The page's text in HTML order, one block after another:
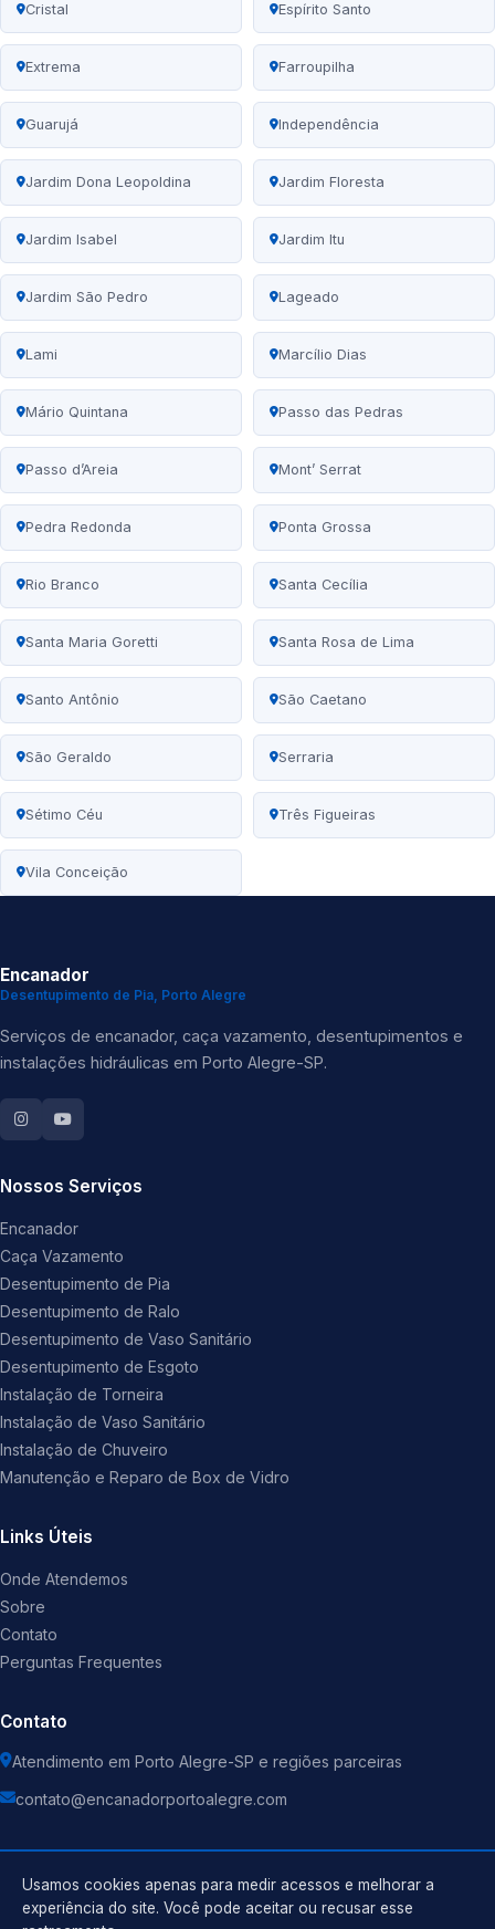
Cristal Espírito Santo
Extrema Farroupilha
Guarujá Independência
Jardim Dona Leopoldina Jardim Floresta
Jardim Isabel Jardim Itu
Jardim São Pedro Lageado
Lami Marcílio Dias
Mário Quintana Passo das Pedras
Passo d’Areia Mont’ Serrat
Pedra Redonda Ponta Grossa
Rio Branco Santa Cecília
Santa Maria Goretti Santa Rosa de Lima
Santo Antônio São Caetano
São Geraldo Serraria
Sétimo Céu Três Figueiras
Vila Conceição
Encanador
Desentupimento de Pia, Porto Alegre
Serviços de encanador, caça vazamento, desentupimentos e
instalações hidráulicas em Porto Alegre-SP.
Nossos Serviços
Encanador
Caça Vazamento
Desentupimento de Pia
Desentupimento de Ralo
Desentupimento de Vaso Sanitário
Desentupimento de Esgoto
Instalação de Torneira
Instalação de Vaso Sanitário
Instalação de Chuveiro
Manutenção e Reparo de Box de Vidro
Links Úteis
Onde Atendemos
Sobre
Contato
Perguntas Frequentes
Contato
Atendimento em Porto Alegre-SP e regiões parceiras
contato@encanadorportoalegre.com
2026 Encanador . Todos os direitos reservados.
Usamos cookies apenas para medir acessos e melhorar a
experiência do site. Você pode aceitar ou recusar esse